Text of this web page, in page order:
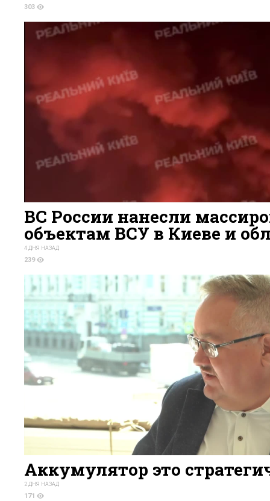
303
ВС России нанесли
объектам ВСУ в Киеве и
4 ДНЯ НАЗАД
239
Аккумулятор это
2 ДНЯ НАЗАД
171